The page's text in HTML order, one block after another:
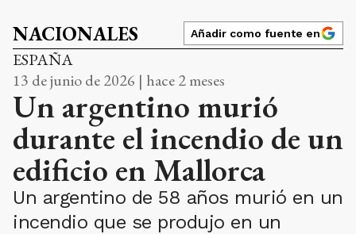
NACIONALES Añadir como fuente en
ESPAÑA
13 de junio de 2026 | hace 2 meses
Un argentino murió
durante el incendio de un
edificio en Mallorca
Un argentino de 58 años murió en un
incendio que se produjo en un